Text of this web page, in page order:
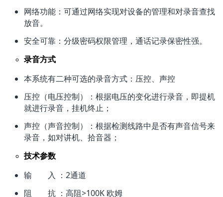
网络功能：可通过网络实现对设备的管理和对录音查找
放音。
安全可靠：分级密码权限管理，通话记录保密性强。
录音方式
本系统有二种可选的录音方式：压控、声控
压控（电压控制）：根据电压的变化进行录音，即提机
就进行录音，挂机终止；
声控（声音控制）：根据检测线路中是否有声音信号来
录音，如对讲机、拾音器；
技术参数
输 入 ：2通道
阻 抗 ：高阻>100K 欧姆